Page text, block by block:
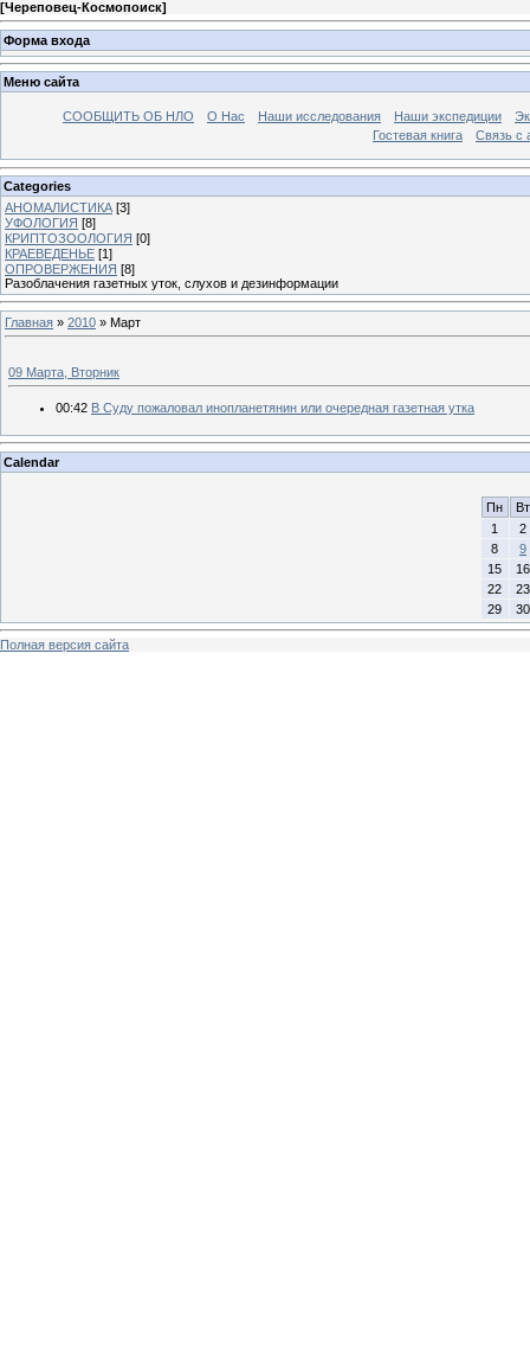
[Череповец-Космопоиск]
Форма входа
Меню сайта
СООБЩИТЬ ОБ НЛО О Нас Наши исследования Наши экспедиции
Гостевая книга
Связь с
Categories
АНОМАЛИСТИКА [3]
УФОЛОГИЯ [8]
КРИПТОЗООЛОГИЯ [0]
КРАЕВЕДЕНЬЕ [1]
ОПРОВЕРЖЕНИЯ [8]
Разоблачения газетных уток, слухов и дезинформации
Главная » 2010 » Март
09 Марта, Вторник
00:42 В Суду пожаловал инопланетянин или очередная газетная утка
Calendar
Пн
Вт
1
2
8
9
15
16
22
23
29
30
Полная версия сайта